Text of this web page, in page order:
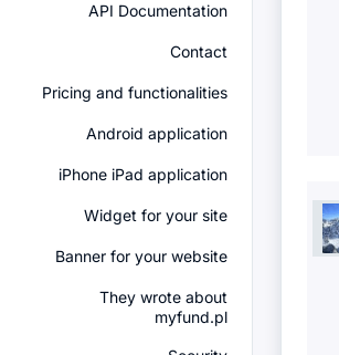
API Documentation
Contact
Pricing and functionalities
Android application
iPhone iPad application
Widget for your site
Banner for your website
They wrote about
myfund.pl